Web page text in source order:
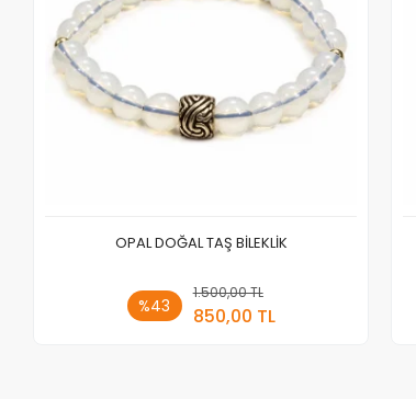
OPAL DOĞAL TAŞ BİLEKLİK
%43
1.500,00 TL
850,00 TL
Sepete Ekle